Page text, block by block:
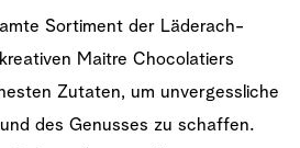
Sortiment der Läderach-
Maitre Chocolatiers
Zutaten, um unvergessliche
des Genusses zu schaffen.